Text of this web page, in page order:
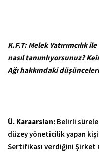
K.F.T: Melek Yatırımcılık
nasıl tanımlıyorsunuz?
Ağı hakkındaki
Ü. Karaarslan: Belirli
düzey yöneticilik yapan
Sertifikası verdiğini Şirket